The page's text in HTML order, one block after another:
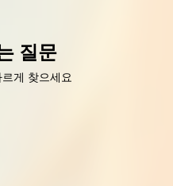
질문
게 찾으세요